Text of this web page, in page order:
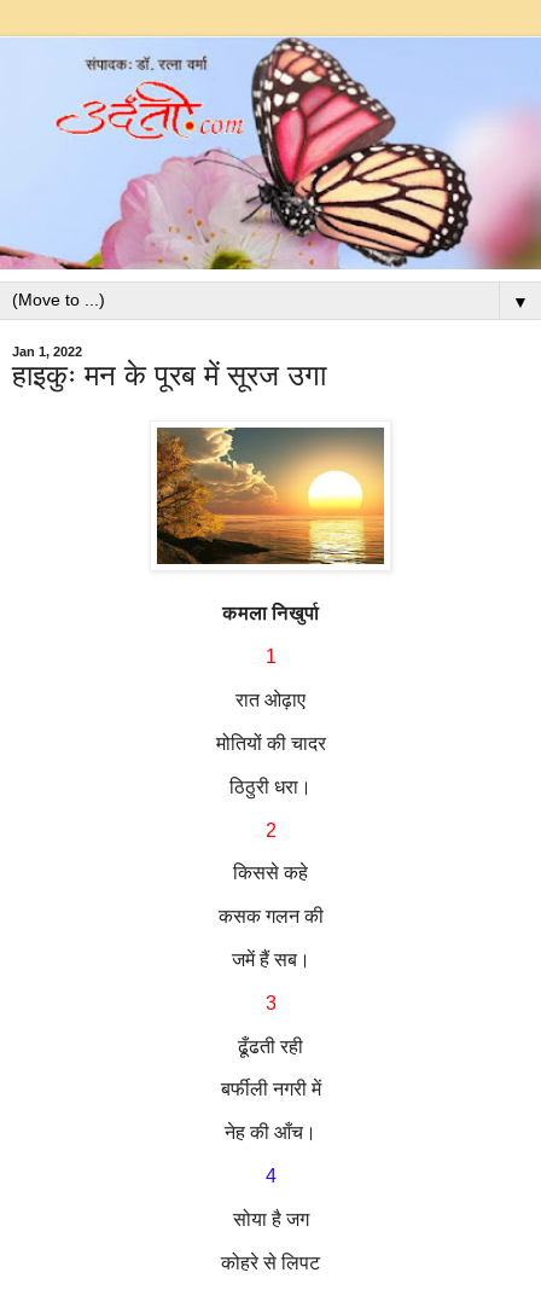
▼
Jan 1, 2022
हाइकुः मन के पूरब में सूरज उगा
कमला निखुर्पा
1
रात ओढ़ाए
मोतियों की चादर
ठिठुरी धरा।
2
किससे कहे
कसक गलन की
जमें हैं सब।
3
ढूँढती रही
बर्फीली नगरी में
नेह की आँच।
4
सोया है जग
कोहरे से लिपट